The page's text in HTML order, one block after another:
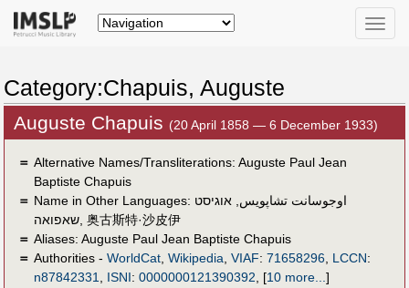
Toggle
Category:Chapuis, Auguste
Auguste Chapuis (20 April 1858 — 6 December 1933)
＝ Alternative Names/Transliterations: Auguste Paul Jean
Baptiste Chapuis
＝ Name in Other Languages: اوجوسانت تشاپويس,אוגיסט
שאפואה, 奥古斯特·沙皮伊
＝ Aliases: Auguste Paul Jean Baptiste Chapuis
＝ Authorities - WorldCat, Wikipedia, VIAF: 71658296, LCCN:
n87842331, ISNI: 0000000121390392, [10 more...]